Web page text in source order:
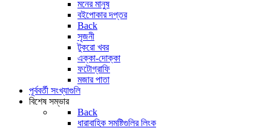
মনের মানুষ
বইপোকার দপ্তর
Back
সৃজনী
টুকরো খবর
এক্কা-দোক্কা
ফটোগ্রাফি
মজার পাতা
পূর্ববর্তী সংখ্যাগুলি
বিশেষ সম্ভার
Back
ধারাবাহিক সমষ্টিগুলির লিংক